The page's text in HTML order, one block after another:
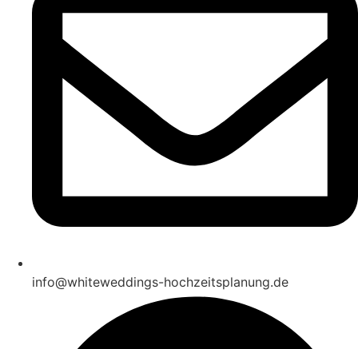
info@whiteweddings-hochzeitsplanung.de